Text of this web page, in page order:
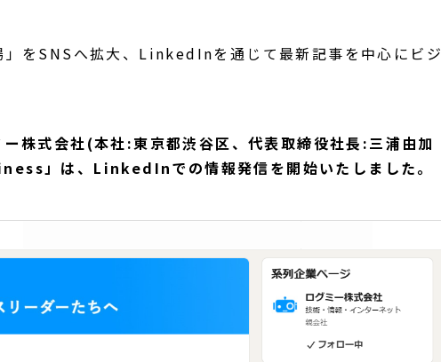
」をSNSへ拡大、LinkedInを通じて最新記事を中心にビジ
株式会社(本社:東京都渋谷区、代表取締役社長:三浦由加
」は、LinkedInでの情報発信を開始いたしました。